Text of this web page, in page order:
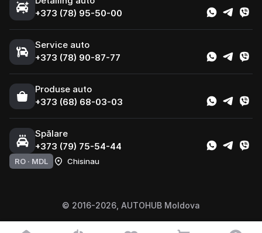
+373 (78) 95-50-00
Service auto
+373 (78) 90-87-77
Produse auto
+373 (68) 68-03-03
Spălare
+373 (79) 75-54-44
© 2016-2026, AUTOHUB Moldova
RO · MDL Chisinau